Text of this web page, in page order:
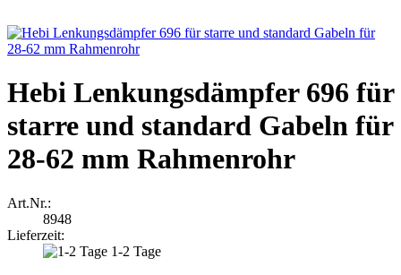
Hebi Lenkungsdämpfer 696 für
starre und standard Gabeln für
28-62 mm Rahmenrohr
Art.Nr.:
8948
Lieferzeit:
1-2 Tage